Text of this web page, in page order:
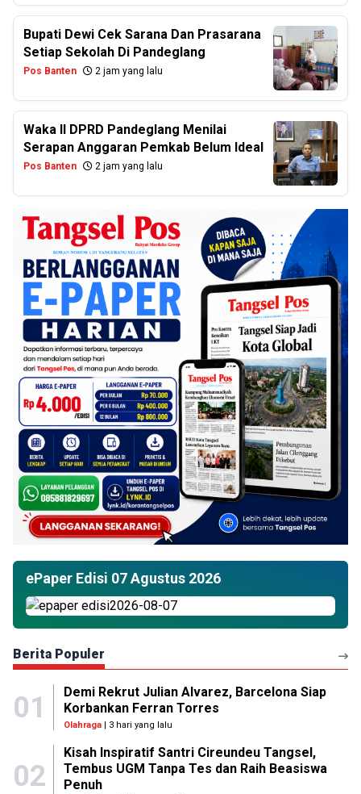
Bupati Dewi Cek Sarana Dan Prasarana
Setiap Sekolah Di Pandeglang
Pos Banten 2 jam yang lalu
Waka II DPRD Pandeglang Menilai
Serapan Anggaran Pemkab Belum Ideal
Pos Banten 2 jam yang lalu
ePaper Edisi 07 Agustus 2026
Berita Populer
01
Demi Rekrut Julian Alvarez, Barcelona Siap
Korbankan Ferran Torres
Olahraga| 3 hari yang lalu
02
Kisah Inspiratif Santri Cireundeu Tangsel,
Tembus UGM Tanpa Tes dan Raih Beasiswa
Penuh